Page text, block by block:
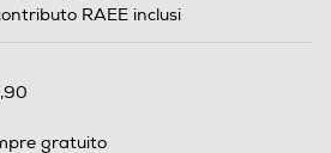
RAEE inclusi
gratuito